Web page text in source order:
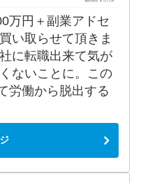
万円＋副業アドセ
い取らせて頂きま
に転職出来て気が
ないことに。この
労働から脱出する